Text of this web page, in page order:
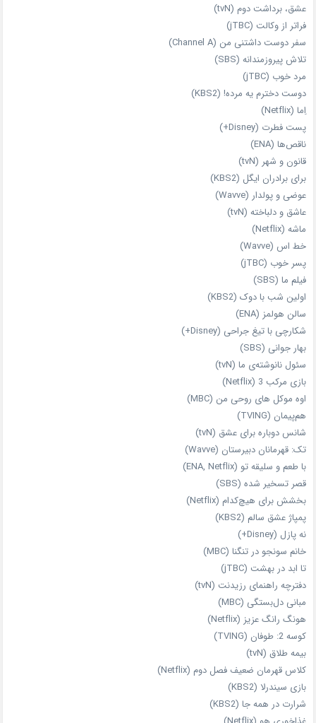
عشق، برداشت دوم (tvN)
فراتر از وکالت (jTBC)
سفر دوست‌ داشتنی من (Channel A)
تلاش پیروزمندانه (SBS)
مرد خوب (jTBC)
دوست دخترم یه مرده! (KBS2)
اِما (Netflix)
پست فطرت (Disney+)
ناقص‌ها (ENA)
قانون و شهر (tvN)
برای برادران ایگل (KBS2)
عوضی و پولدار (Wavve)
عاشق و دلباخته (tvN)
ماشه (Netflix)
خط اس (Wavve)
پسر خوب (jTBC)
فیلم ما (SBS)
اولین شب با دوک (KBS2)
سالن هولمز (ENA)
شکارچی با تیغ جراحی (Disney+)
بهار جوانی (SBS)
سئول نانوشته‌ی ما (tvN)
بازی مرکب 3 (Netflix)
اوه موکل های روحی من (MBC)
هم‌پیمان (TVING)
شانس دوباره برای عشق (tvN)
تک: قهرمانان دبیرستان (Wavve)
با طعم و سلیقه تو (ENA, Netflix)
قصر تسخیر شده (SBS)
بخشش برای هیچ‌کدام (Netflix)
پمپاژ عشق سالم (KBS2)
نه پازل (Disney+)
خانم سونجو در تنگنا (MBC)
تا ابد در بهشت (jTBC)
دفترچه راهنمای رزیدنت (tvN)
مبانی دل‌بستگی (MBC)
هونگ رانگ عزیز (Netflix)
کوسه 2: طوفان (TVING)
بیمه طلاق (tvN)
کلاس قهرمان ضعیف فصل دوم (Netflix)
بازی سیندرلا (KBS2)
شرارت در همه‌ جا (KBS2)